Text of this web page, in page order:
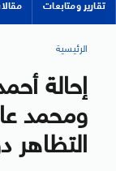
تقارير ومتابعات
الرئيسية
إحالة
ومحمد
التظاهر